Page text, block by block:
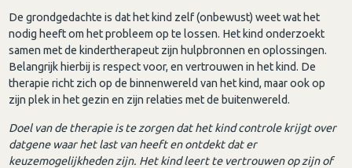
De grondgedachte is dat het kind zelf (onbewust) weet wat het
nodig heeft om het probleem op te lossen. Het kind onderzoekt
samen met de kindertherapeut zijn hulpbronnen en oplossingen.
Belangrijk hierbij is respect voor, en vertrouwen in het kind. De
therapie richt zich op de binnenwereld van het kind, maar ook op
zijn plek in het gezin en zijn relaties met de buitenwereld.
Doel van de therapie is te zorgen dat het kind controle krijgt over
datgene waar het last van heeft en ontdekt dat er
keuzemogelijkheden zijn. Het kind leert te vertrouwen op zijn of